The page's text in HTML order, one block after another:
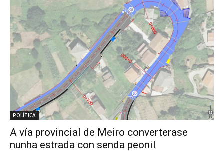
POLÍTICA
A vía provincial de Meiro converterase
nunha estrada con senda peonil